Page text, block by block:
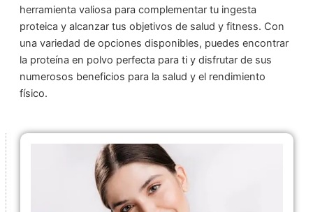
herramienta valiosa para complementar tu ingesta
proteica y alcanzar tus objetivos de salud y fitness. Con
una variedad de opciones disponibles, puedes encontrar
la proteína en polvo perfecta para ti y disfrutar de sus
numerosos beneficios para la salud y el rendimiento
físico.